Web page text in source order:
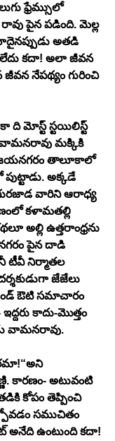
ఫ్రేమ్సులో
పైన పడింది. మెల్ల
అతడి
కదా! అలా జీవన
నేపథ్యం గురించి
ది మోస్ట్ స్టయిలిస్ట్
వామనరావు మక్కికి
తాలూకాలో
అక్కడే
గురజాడ వారిని ఆరాధ్య
కళామతల్లి
అల్లి ఉత్తరాంధ్రను
పైన దాడి
టీవీ నిర్మాతల
జేజేలు
ఔటి సమాచారం
ఇద్దరు కాదు-మొత్తం
వామనరావు.
కారణం- అటువంటి
కోపం తెప్పించి
సముచితం
ఉంటుంది కదా!